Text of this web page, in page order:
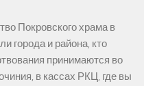
Покровского храма в
города и района, кто
принимаются во
в кассах РКЦ, где вы